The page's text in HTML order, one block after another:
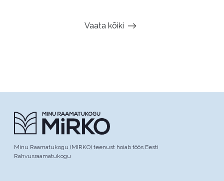
Vaata kõiki
Minu Raamatukogu (MIRKO) teenust hoiab töös Eesti
Rahvusraamatukogu